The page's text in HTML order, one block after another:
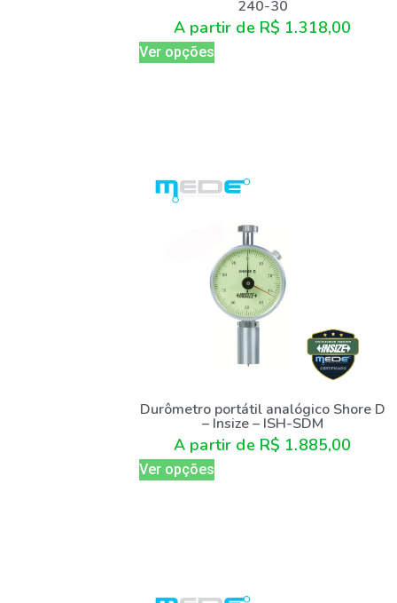
240-30
A partir de R$ 1.318,00
Ver opções
Durômetro portátil analógico Shore D
– Insize – ISH-SDM
A partir de R$ 1.885,00
Ver opções